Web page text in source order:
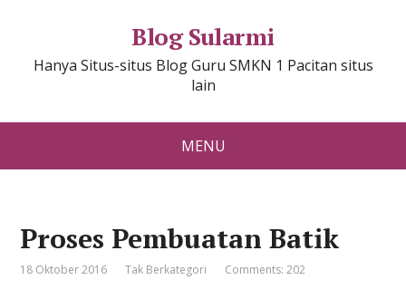
Blog Sularmi
Hanya Situs-situs Blog Guru SMKN 1 Pacitan situs
lain
MENU
Proses Pembuatan Batik
18 Oktober 2016 Tak Berkategori Comments: 202